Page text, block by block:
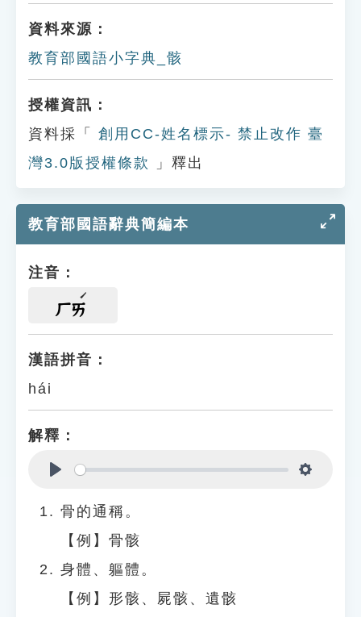
資料來源：
教育部國語小字典_骸
授權資訊：
資料採「
創用CC-姓名標示- 禁止改作 臺
灣3.0版授權條款
」釋出
教育部國語辭典簡編本
注音：
ㄏㄞ
漢語拼音：
hái
解釋：
骨的通稱。
【例】骨骸
身體、軀體。
【例】形骸、屍骸、遺骸